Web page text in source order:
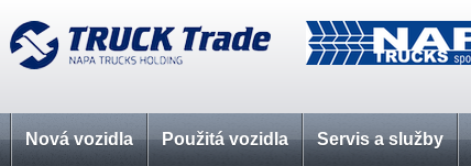
Nová vozidla Použitá vozidla Servis a služby